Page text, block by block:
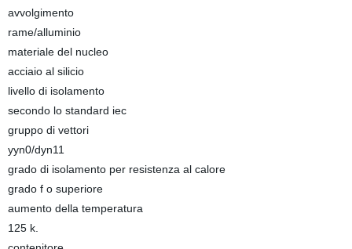
avvolgimento
rame/alluminio
materiale del nucleo
acciaio al silicio
livello di isolamento
secondo lo standard iec
gruppo di vettori
yyn0/dyn11
grado di isolamento per resistenza al calore
grado f o superiore
aumento della temperatura
125 k.